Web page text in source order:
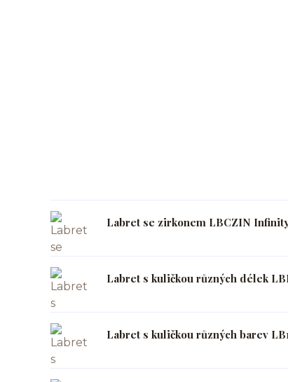
Labret se zirkonem LBCZIN
Labret s kuličkou různých délek
Labret s kuličkou různých barev